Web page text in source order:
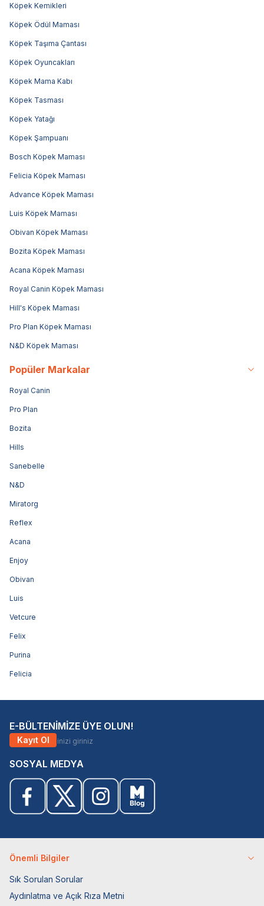
Köpek Kemikleri
Köpek Ödül Maması
Köpek Taşıma Çantası
Köpek Oyuncakları
Köpek Mama Kabı
Köpek Tasması
Köpek Yatağı
Köpek Şampuanı
Bosch Köpek Maması
Felicia Köpek Maması
Advance Köpek Maması
Luis Köpek Maması
Obivan Köpek Maması
Bozita Köpek Maması
Acana Köpek Maması
Royal Canin Köpek Maması
Hill's Köpek Maması
Pro Plan Köpek Maması
N&D Köpek Maması
Popüler Markalar
Royal Canin
Pro Plan
Bozita
Hills
Sanebelle
N&D
Miratorg
Reflex
Acana
Enjoy
Obivan
Luis
Vetcure
Felix
Purina
Felicia
E-BÜLTENİMİZE ÜYE OLUN!
Kayıt Ol
SOSYAL MEDYA
Önemli Bilgiler
Sık Sorulan Sorular
Aydınlatma ve Açık Rıza Metni